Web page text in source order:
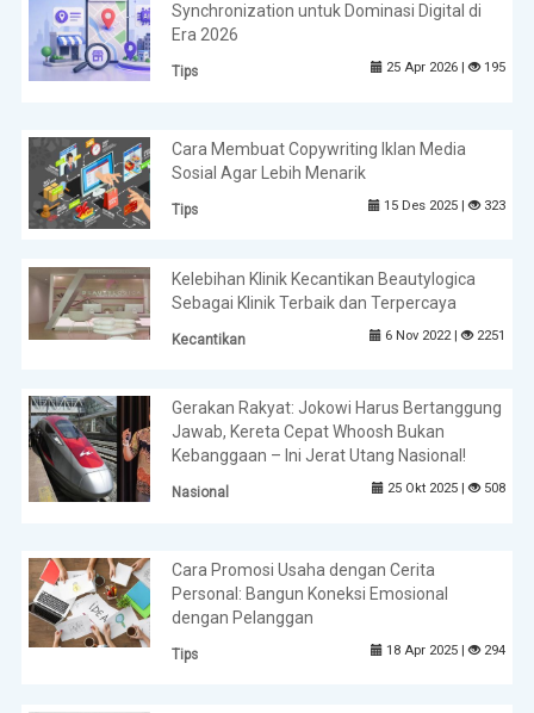
Synchronization untuk Dominasi Digital di
Era 2026
Tips 25 Apr 2026 | 195
Cara Membuat Copywriting Iklan Media
Sosial Agar Lebih Menarik
Tips 15 Des 2025 | 323
Kelebihan Klinik Kecantikan Beautylogica
Sebagai Klinik Terbaik dan Terpercaya
Kecantikan 6 Nov 2022 | 2251
Gerakan Rakyat: Jokowi Harus Bertanggung
Jawab, Kereta Cepat Whoosh Bukan
Kebanggaan – Ini Jerat Utang Nasional!
Nasional 25 Okt 2025 | 508
Cara Promosi Usaha dengan Cerita
Personal: Bangun Koneksi Emosional
dengan Pelanggan
Tips 18 Apr 2025 | 294